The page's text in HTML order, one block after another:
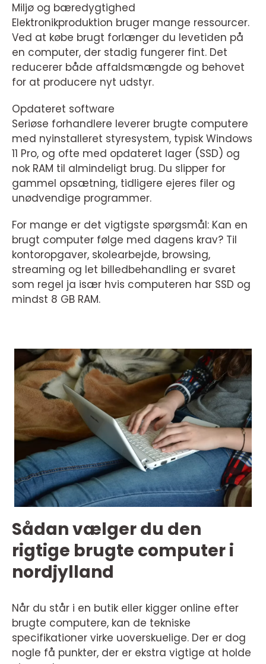
Miljø og bæredygtighed
Elektronikproduktion bruger mange ressourcer.
Ved at købe brugt forlænger du levetiden på
en computer, der stadig fungerer fint. Det
reducerer både affaldsmængde og behovet
for at producere nyt udstyr.
Opdateret software
Seriøse forhandlere leverer brugte computere
med nyinstalleret styresystem, typisk Windows
11 Pro, og ofte med opdateret lager (SSD) og
nok RAM til almindeligt brug. Du slipper for
gammel opsætning, tidligere ejeres filer og
unødvendige programmer.
For mange er det vigtigste spørgsmål: Kan en
brugt computer følge med dagens krav? Til
kontoropgaver, skolearbejde, browsing,
streaming og let billedbehandling er svaret
som regel ja især hvis computeren har SSD og
mindst 8 GB RAM.
Sådan vælger du den
rigtige brugte computer i
nordjylland
Når du står i en butik eller kigger online efter
brugte computere, kan de tekniske
specifikationer virke uoverskuelige. Der er dog
nogle få punkter, der er ekstra vigtige at holde